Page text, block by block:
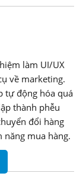
làm UI/UX
về marketing.
tự động hóa quá
thành phễu
đổi hàng
năng mua hàng.